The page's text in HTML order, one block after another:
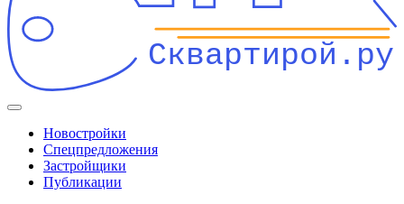
Сквартирой.ру
Новостройки
Спецпредложения
Застройщики
Публикации